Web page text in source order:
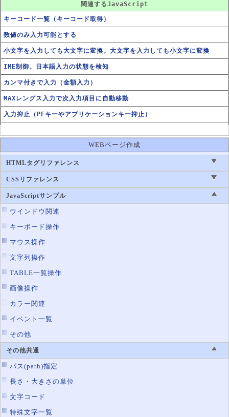
関連するJavaScript
キーコード一覧（キーコード取得）
数値のみ入力可能とする
小文字を入力しても大文字に変換。大文字を入力しても小文字に変換
IME制御。日本語入力の状態を検知
カンマ付きで入力（金額入力）
MAXレングス入力で次入力項目に自動移動
入力抑止（PFキーやアプリケーションキー抑止）
WEBページ作成
HTMLタグリファレンス
CSSリファレンス
JavaScriptサンプル
ウインドウ関連
キーボード操作
マウス操作
文字列操作
TABLE一覧操作
画像操作
カラー関連
イベント一覧
その他
その他共通
パス(path)指定
長さ・大きさの単位
文字コード
特殊文字一覧